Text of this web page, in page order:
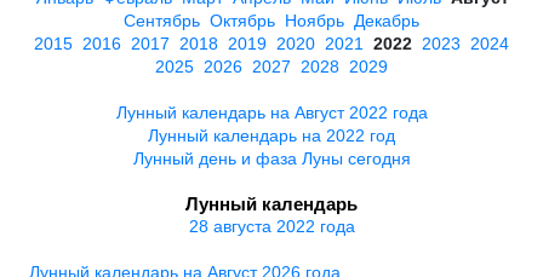
Сентябрь Октябрь Ноябрь Декабрь
2015 2016 2017 2018 2019 2020 2021 2022 2023
2024
2025 2026 2027 2028 2029
Лунный календарь на Август 2022 года
Лунный календарь на 2022 год
Лунный день и фаза Луны сегодня
Лунный календарь
28 августа 2022 года
Лунный календарь на Август 2026 года